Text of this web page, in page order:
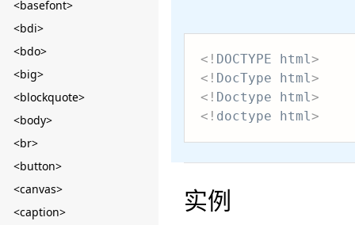
<basefont>
<bdi>
<bdo>
<big>
<blockquote>
<body>
<br>
<button>
<canvas>
<caption>
<! DOCTYPE html>
<! DocType html>
<! Doctype html>
<! doctype html>
实例